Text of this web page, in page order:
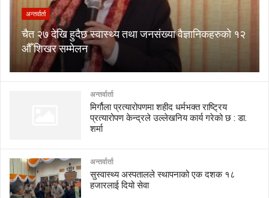
अन्तर्वार्ता
चैत २७ देखि हुदैछ स्वास्थ्य तथा जनसंख्या वैज्ञानिकहरुको १२
औँ शिखर सम्मेलन
अन्तर्वार्ता
मिर्गौला प्रत्यारोपणमा शहीद धर्मभक्त राष्ट्रिय
प्रत्यारोपण केन्द्रले उल्लेखनिय कार्य गरेको छ : डा.
शर्मा
अन्तर्वार्ता
सुस्वास्थ्य अस्पतालले स्थापनाको एक दशक १८
हजारलाई दियो सेवा